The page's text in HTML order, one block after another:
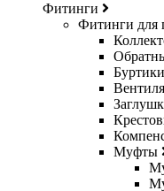
Фитинги
Фитинги для
Буртики
Муфты